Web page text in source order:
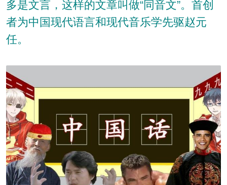
多是文言，这样的文章叫做“同音文”。首创
者为中国现代语言和现代音乐学先驱赵元
任。